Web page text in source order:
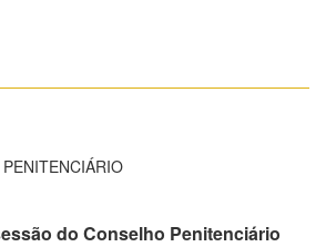
do Conselho Penitenciário